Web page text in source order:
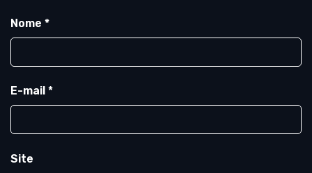
Nome *
E-mail *
Site